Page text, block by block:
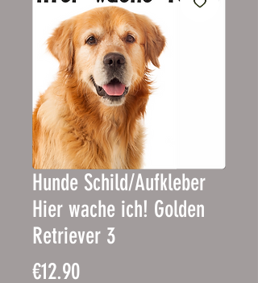
Hunde Schild/Aufkleber
Hier wache ich! Golden
Retriever 3
€12.90Price